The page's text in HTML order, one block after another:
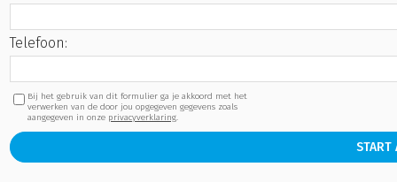
Telefoon:
Bij het gebruik van dit formulier ga je akkoord met het
verwerken van de door jou opgegeven gegevens zoals
aangegeven in onze privacyverklaring.
START